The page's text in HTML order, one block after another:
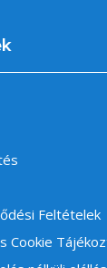
Feltételek
Cookie